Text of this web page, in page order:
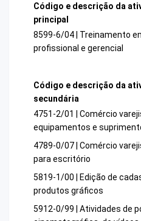
Código e descrição da
principal
8599-6/04 | Treinamento
profissional e gerencial
Código e descrição da
secundária
4751-2/01 | Comércio
equipamentos e
4789-0/07 | Comércio
para escritório
5819-1/00 | Edição de
produtos gráficos
5912-0/99 | Atividades de